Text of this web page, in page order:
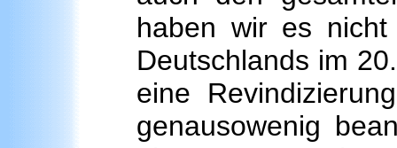
haben wir es nicht
Deutschlands im
eine
genausowenig